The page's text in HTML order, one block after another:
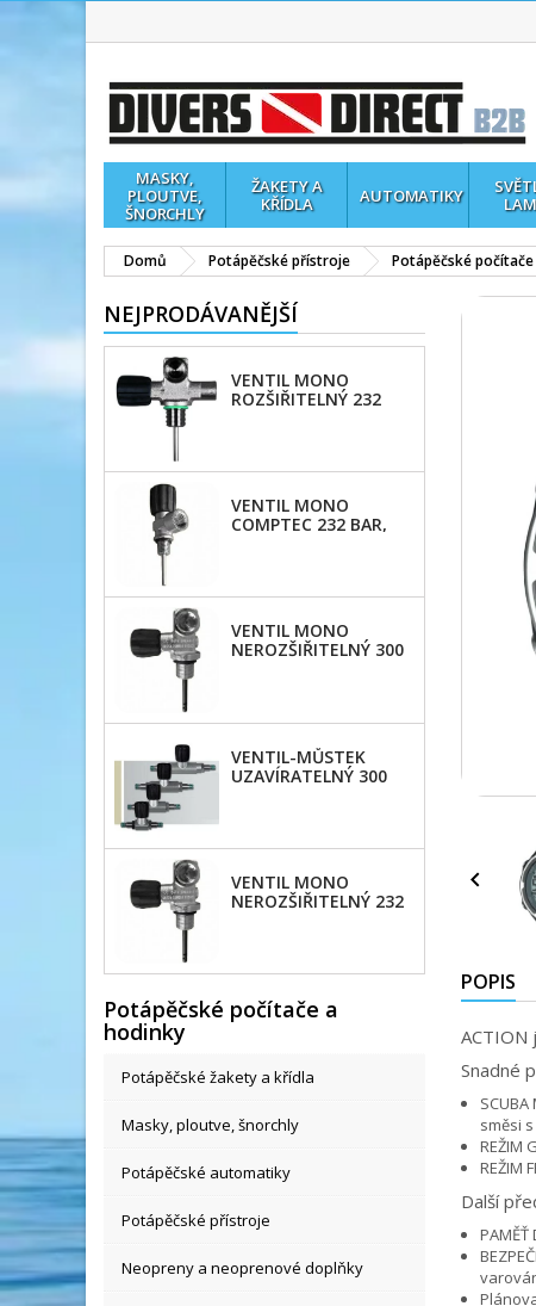
MASKY,
PLOUTVE,
ŠNORCHLY
ŽAKETY A
KŘÍDLA
AUTOMATIKY
Domů Potápěčské přístroje Potápěčské
NEJPRODÁVANĚJŠÍ
VENTIL MONO
ROZŠIŘITELNÝ 232
VENTIL MONO
COMPTEC 232 BAR,
VENTIL MONO
NEROZŠIŘITELNÝ 300
VENTIL-MŮSTEK
UZAVÍRATELNÝ 300
VENTIL MONO
NEROZŠIŘITELNÝ 232
Potápěčské počítače a
hodinky
Potápěčské žakety a křídla
Masky, ploutve, šnorchly
Potápěčské automatiky
Potápěčské přístroje
Neopreny a neoprenové doplňky

POPIS
ACTION
Snadné
směsi
REŽIM
REŽIM
Další